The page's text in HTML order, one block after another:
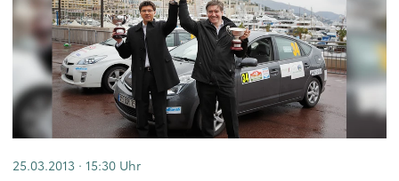
25.03.2013 · 15:30 Uhr